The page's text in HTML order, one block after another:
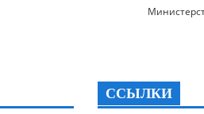
ССЫЛКИ